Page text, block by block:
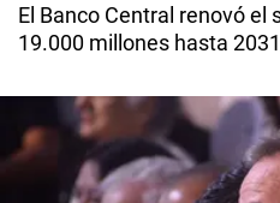
El Banco Central renovó el
19.000 millones hasta 2031